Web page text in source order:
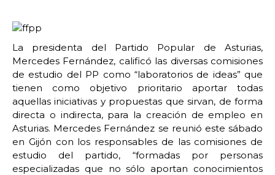
La presidenta del Partido Popular de Asturias,
Mercedes Fernández, calificó las diversas comisiones
de estudio del PP como “laboratorios de ideas” que
tienen como objetivo prioritario aportar todas
aquellas iniciativas y propuestas que sirvan, de forma
directa o indirecta, para la creación de empleo en
Asturias. Mercedes Fernández se reunió este sábado
en Gijón con los responsables de las comisiones de
estudio del partido, “formadas por personas
especializadas que no sólo aportan conocimientos